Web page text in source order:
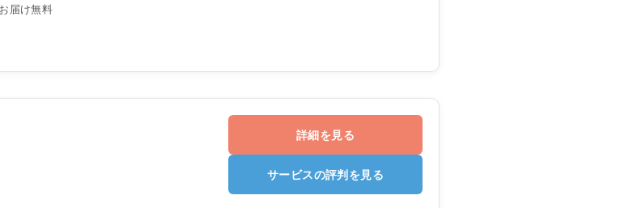
届け無料
詳細を見る
サービスの評判を見る